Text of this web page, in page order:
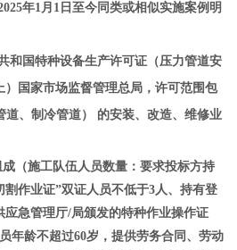
年1月1日至今同类或相似实施案例明
和国特种设备生产许可证（压力管道安
）国家市场监督管理总局，许可范围包
道、制冷管道） 的安装、改造、维修业
（施工队伍人员数量： 要求投标方持
割作业证”双证人员不低于3人、持有登
应急管理厅/局颁发的特种作业操作证
年龄不超过60岁，提供劳务合同、劳动